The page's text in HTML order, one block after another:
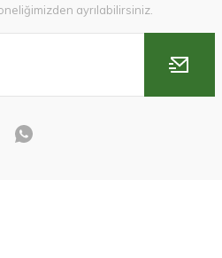
ayrılabilirsiniz.